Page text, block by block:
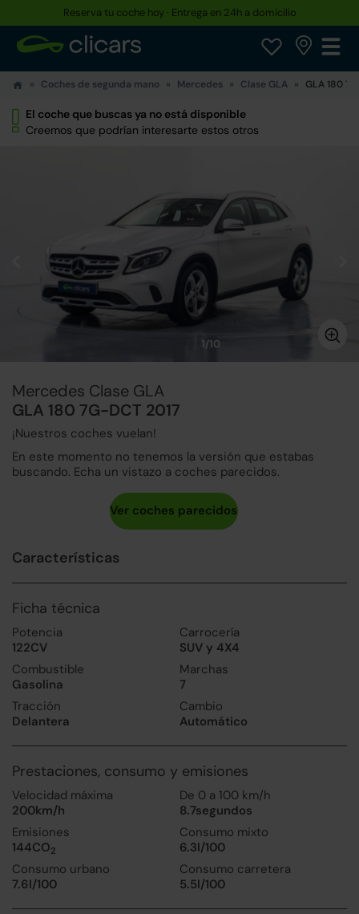
Reserva tu coche hoy · Entrega en 24h a domicilio
Coches de segunda mano Mercedes Clase GLA GLA 180
El coche que buscas ya no está disponible
Creemos que podrían interesarte estos otros
1/10
Mercedes Clase GLA
GLA 180 7G-DCT 2017
¡Nuestros coches vuelan!
En este momento no tenemos la versión que estabas
buscando. Echa un vistazo a coches parecidos.
Características
Ficha técnica
Potencia
122CV
Carrocería
SUV y 4X4
Combustible
Gasolina
Marchas
7
Tracción
Delantera
Cambio
Automático
Prestaciones, consumo y emisiones
Velocidad máxima
200km/h
De 0 a 100 km/h
8.7segundos
Emisiones
144CO2
Consumo mixto
6.3l/100
Consumo urbano
7.6l/100
Consumo carretera
5.5l/100